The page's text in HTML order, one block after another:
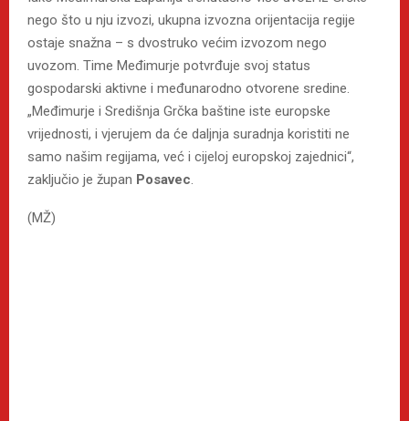
nego što u nju izvozi, ukupna izvozna orijentacija regije
ostaje snažna – s dvostruko većim izvozom nego
uvozom. Time Međimurje potvrđuje svoj status
gospodarski aktivne i međunarodno otvorene sredine.
„Međimurje i Središnja Grčka baštine iste europske
vrijednosti, i vjerujem da će daljnja suradnja koristiti ne
samo našim regijama, već i cijeloj europskoj zajednici“,
zaključio je župan Posavec.
(MŽ)